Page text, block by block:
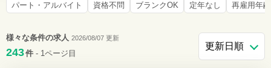
パート・アルバイト 資格不問 ブランクOK 定年なし 再雇用年
様々な条件の求人 2026/08/07 更新
243件 - 1ページ目